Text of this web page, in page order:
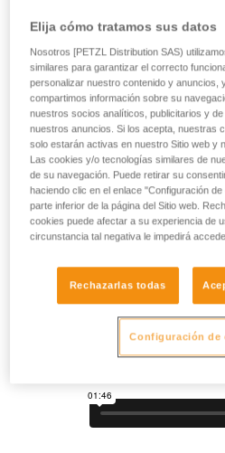
¡Para tus pequeños aventureros!
adaptado para los escaladores
ciclistas (normas europeas y
escalada y los ciclistas). Su
forma duradera a los impactos y
envolvente aporta una mayor
contra los impactos laterales,
Ventilado y adaptado a la
cómodo de llevar.
TOP AND SIDE
Elija cómo tratamos sus datos
Nosotros [PETZL Distribution SAS)
similares para garantizar el correcto
personalizar nuestro contenido y anuncios,
compartimos información sobre su
nuestros socios analíticos, publicitarios y
nuestros anuncios. Si los acepta, nuestras
solo estarán activas en nuestro Sitio web y
Las cookies y/o tecnologías similares de
de su navegación. Puede retirar su
haciendo clic en el enlace "Configuración
parte inferior de la página del Sitio web.
cookies puede afectar a su experiencia de
circunstancia tal negativa le impedirá
Rechazarlas todas
Configuración de